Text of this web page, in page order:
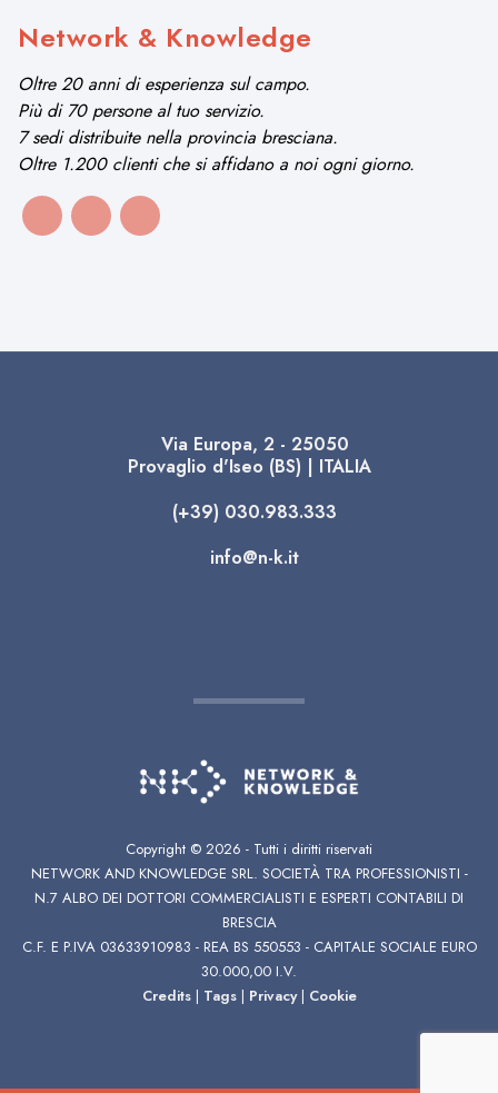
Network & Knowledge
Oltre 20 anni di esperienza sul campo.
Più di 70 persone al tuo servizio.
7 sedi distribuite nella provincia bresciana.
Oltre 1.200 clienti che si affidano a noi ogni giorno.
Via Europa, 2 - 25050
Provaglio d'Iseo (BS) | ITALIA
(+39) 030.983.333
info@n-k.it
Copyright © 2026 - Tutti i diritti riservati
NETWORK AND KNOWLEDGE SRL. SOCIETÀ TRA PROFESSIONISTI -
N.7 ALBO DEI DOTTORI COMMERCIALISTI E ESPERTI CONTABILI DI
BRESCIA
C.F. E P.IVA 03633910983 - REA BS 550553 - CAPITALE SOCIALE EURO
30.000,00 I.V.
Credits| Tags| Privacy| Cookie